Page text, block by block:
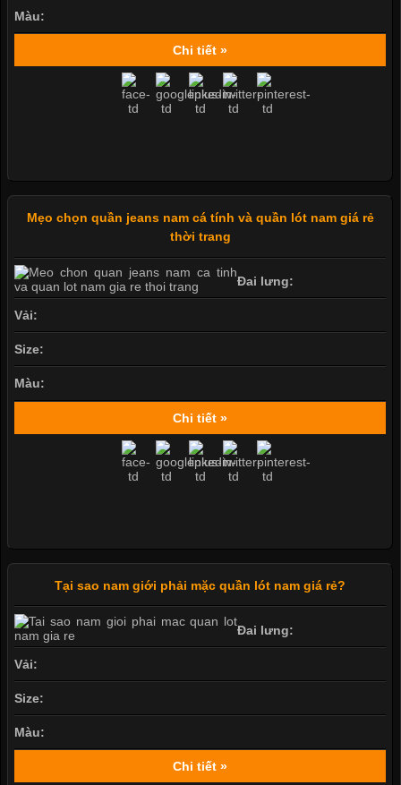
Màu:
Chi tiết »
Mẹo chọn quần jeans nam cá tính và quần lót nam giá rẻ
thời trang
Đai lưng:
Vải:
Size:
Màu:
Chi tiết »
Tại sao nam giới phải mặc quần lót nam giá rẻ?
Đai lưng:
Vải:
Size:
Màu:
Chi tiết »